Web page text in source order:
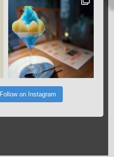
Follow on Instagram